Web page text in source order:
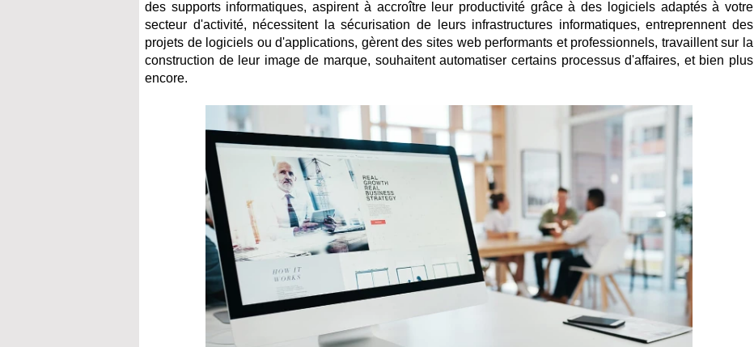
des supports informatiques, aspirent à accroître leur productivité grâce à des logiciels adaptés à votre
secteur d'activité, nécessitent la sécurisation de leurs infrastructures informatiques, entreprennent des
projets de logiciels ou d'applications, gèrent des sites web performants et professionnels, travaillent sur la
construction de leur image de marque, souhaitent automatiser certains processus d'affaires, et bien plus
encore.